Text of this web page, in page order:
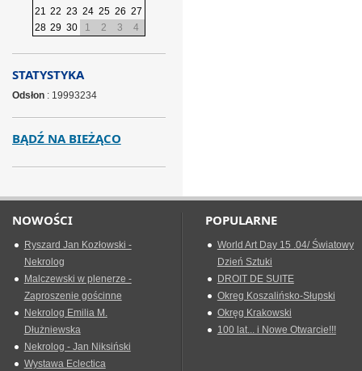
21 22 23 24 25 26 27
28 29 30 1 2 3 4
STATYSTYKA
Odsłon: 19993234
BĄDŹ NA BIEŻĄCO
NOWOŚCI
Ryszard Jan Kozłowski -
Nekrolog
Malczewski w plenerze -
Zaproszenie gościnne
Nekrolog Emilia M.
Dłużniewska
Nekrolog - Jan Niksiński
Wystawa Eclectica
POPULARNE
World Art Day 15 .04/ Światowy
Dzień Sztuki
DROIT DE SUITE
Okreg Koszalińsko-Słupski
Okręg Krakowski
100 lat... i Nowe Otwarcie!!!